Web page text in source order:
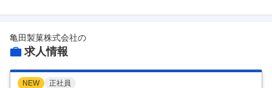
亀田製菓株式会社の
求人情報
NEW 正社員